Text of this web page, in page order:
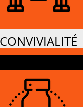
CONVIVIALITÉ